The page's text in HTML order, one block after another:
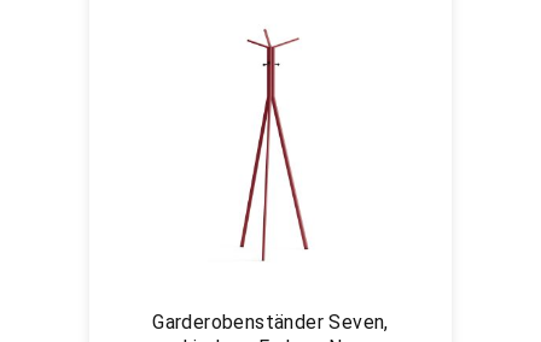
Garderobenständer Seven,